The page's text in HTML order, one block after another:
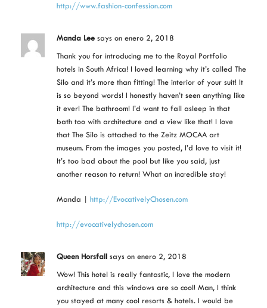
http://www.fashion-confession.com
Manda Lee says on enero 2, 2018
Thank you for introducing me to the Royal Portfolio
hotels in South Africa! I loved learning why it’s called The
Silo and it’s more than fitting! The interior of your suit! It
is so beyond words! I honestly haven’t seen anything like
it ever! The bathroom! I’d want to fall asleep in that
bath too with architecture and a view like that! I love
that The Silo is attached to the Zeitz MOCAA art
museum. From the images you posted, I’d love to visit it!
It’s too bad about the pool but like you said, just
another reason to return! What an incredible stay!
Manda | http://EvocativelyChosen.com
http://evocativelychosen.com
Queen Horsfall says on enero 2, 2018
Wow! This hotel is really fantastic, I love the modern
architecture and this windows are so cool! Man, I think
you stayed at many cool resorts & hotels. I would be